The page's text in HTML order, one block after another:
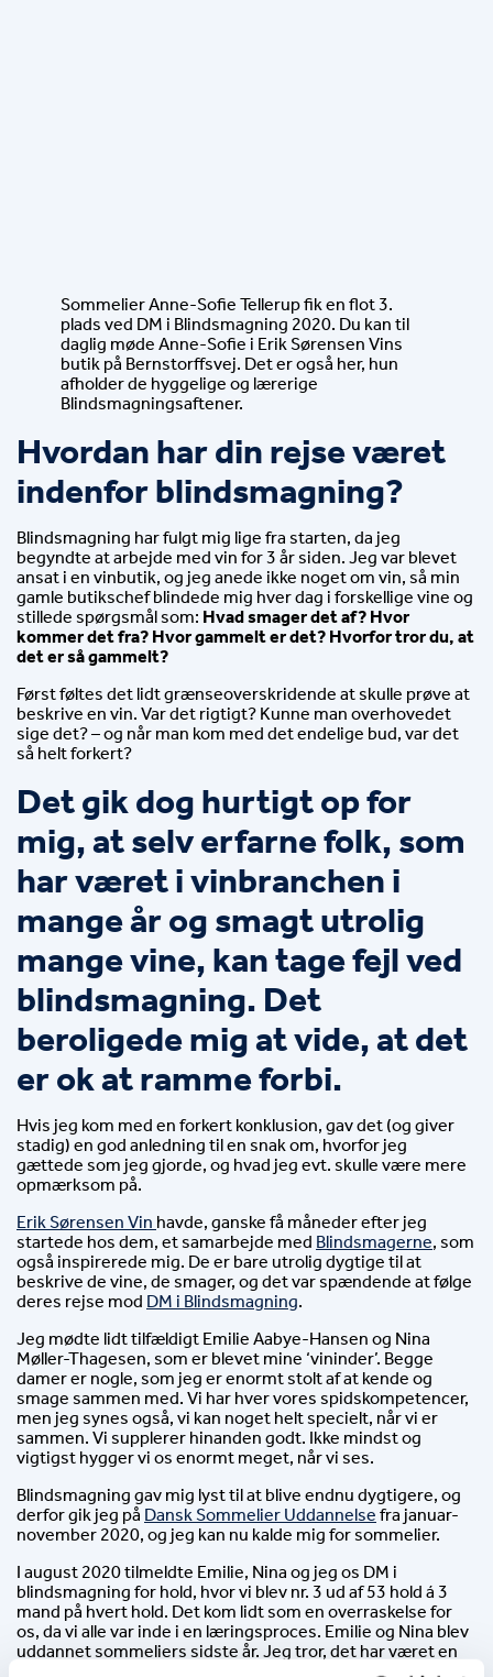
Sommelier Anne-Sofie Tellerup fik en flot 3.
plads ved DM i Blindsmagning 2020. Du kan til
daglig møde Anne-Sofie i Erik Sørensen Vins
butik på Bernstorffsvej. Det er også her, hun
afholder de hyggelige og lærerige
Blindsmagningsaftener.
Hvordan har din rejse været
indenfor blindsmagning?
Blindsmagning har fulgt mig lige fra starten, da jeg
begyndte at arbejde med vin for 3 år siden. Jeg var blevet
ansat i en vinbutik, og jeg anede ikke noget om vin, så min
gamle butikschef blindede mig hver dag i forskellige vine og
stillede spørgsmål som: Hvad smager det af? Hvor
kommer det fra? Hvor gammelt er det? Hvorfor tror du, at
det er så gammelt?
Først føltes det lidt grænseoverskridende at skulle prøve at
beskrive en vin. Var det rigtigt? Kunne man overhovedet
sige det? – og når man kom med det endelige bud, var det
så helt forkert?
Det gik dog hurtigt op for
mig, at selv erfarne folk, som
har været i vinbranchen i
mange år og smagt utrolig
mange vine, kan tage fejl ved
blindsmagning. Det
beroligede mig at vide, at det
er ok at ramme forbi.
Hvis jeg kom med en forkert konklusion, gav det (og giver
stadig) en god anledning til en snak om, hvorfor jeg
gættede som jeg gjorde, og hvad jeg evt. skulle være mere
opmærksom på.
Erik Sørensen Vin havde, ganske få måneder efter jeg
startede hos dem, et samarbejde med Blindsmagerne, som
også inspirerede mig. De er bare utrolig dygtige til at
beskrive de vine, de smager, og det var spændende at følge
deres rejse mod DM i Blindsmagning.
Jeg mødte lidt tilfældigt Emilie Aabye-Hansen og Nina
Møller-Thagesen, som er blevet mine ‘vininder’. Begge
damer er nogle, som jeg er enormt stolt af at kende og
smage sammen med. Vi har hver vores spidskompetencer,
men jeg synes også, vi kan noget helt specielt, når vi er
sammen. Vi supplerer hinanden godt. Ikke mindst og
vigtigst hygger vi os enormt meget, når vi ses.
Blindsmagning gav mig lyst til at blive endnu dygtigere, og
derfor gik jeg på Dansk Sommelier Uddannelse fra januar-
november 2020, og jeg kan nu kalde mig for sommelier.
I august 2020 tilmeldte Emilie, Nina og jeg os DM i
blindsmagning for hold, hvor vi blev nr. 3 ud af 53 hold á 3
mand på hvert hold. Det kom lidt som en overraskelse for
os, da vi alle var inde i en læringsproces. Emilie og Nina blev
uddannet sommeliers sidste år. Jeg tror, det har været en
fordel for os, at vi alle har haft teorien frisk i erindringen.